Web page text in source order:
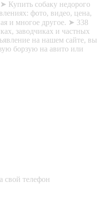
Купить собаку недорого
фото, видео, цена,
и многое другое. ➤ 338
заводчиках и частных
на нашем сайте, вы
борзую на авито или
свой телефон